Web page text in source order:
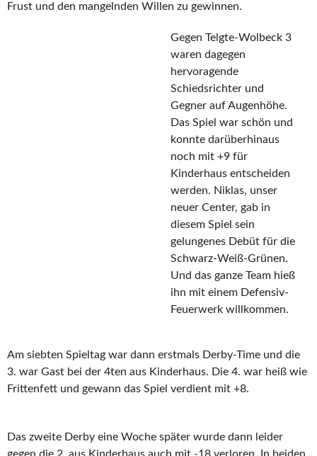
Frust und den mangelnden Willen zu gewinnen.
Gegen Telgte-Wolbeck 3
waren dagegen
hervoragende
Schiedsrichter und
Gegner auf Augenhöhe.
Das Spiel war schön und
konnte darüberhinaus
noch mit +9 für
Kinderhaus entscheiden
werden. Niklas, unser
neuer Center, gab in
diesem Spiel sein
gelungenes Debüt für die
Schwarz-Weiß-Grünen.
Und das ganze Team hieß
ihn mit einem Defensiv-
Feuerwerk willkommen.
Am siebten Spieltag war dann erstmals Derby-Time und die
3. war Gast bei der 4ten aus Kinderhaus. Die 4. war heiß wie
Frittenfett und gewann das Spiel verdient mit +8.
Das zweite Derby eine Woche später wurde dann leider